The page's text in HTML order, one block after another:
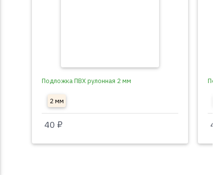
Подложка ПВХ рулонная 2 мм
2 мм
40 ₽